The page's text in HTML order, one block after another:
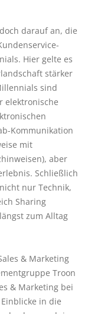
darauf an, die
Hier gelte es
stärker
sind
elektronische
Kommunikation
mit
aber
Schließlich
nur Technik,
Sharing
zum Alltag
& Marketing
Troon
& Marketing bei
in die